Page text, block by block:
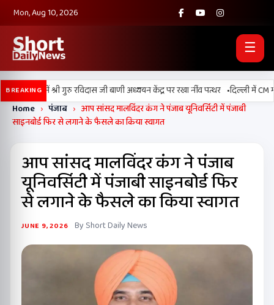
Mon, Aug 10, 2026
☰
BREAKING
बल्लां में श्री गुरु रविदास जी बाणी अध्ययन केंद्र पर रखा नींव पत्थर •दिल्ली में CM
Home › पंजाब › आप सांसद मालविंदर कंग ने पंजाब यूनिवर्सिटी में पंजाबी
साइनबोर्ड फिर से लगाने के फैसले का किया स्वागत
आप सांसद मालविंदर कंग ने पंजाब
यूनिवर्सिटी में पंजाबी साइनबोर्ड फिर
से लगाने के फैसले का किया स्वागत
JUNE 9, 2026 By Short Daily News